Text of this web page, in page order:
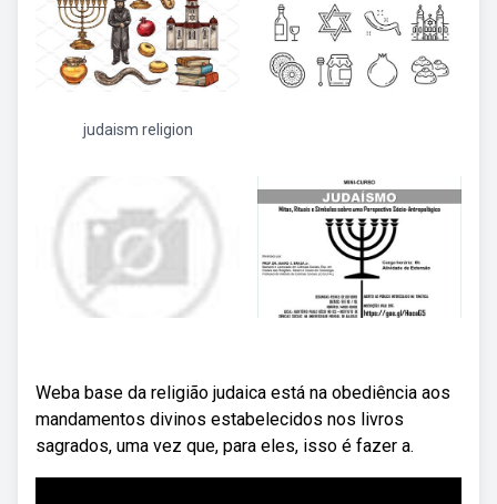
judaism religion
Weba base da religião judaica está na obediência aos
mandamentos divinos estabelecidos nos livros
sagrados, uma vez que, para eles, isso é fazer a.